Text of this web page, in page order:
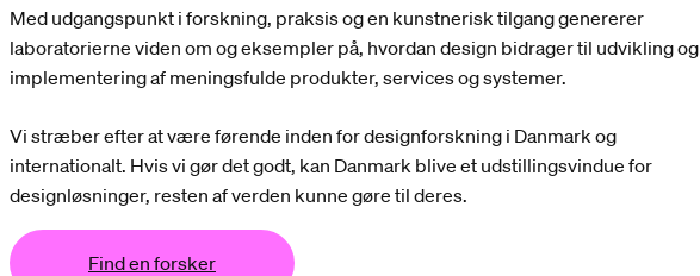
Med udgangspunkt i forskning, praksis og en kunstnerisk tilgang genererer
laboratorierne viden om og eksempler på, hvordan design bidrager til udvikling og
implementering af meningsfulde produkter, services og systemer.
Vi stræber efter at være førende inden for designforskning i Danmark og
internationalt. Hvis vi gør det godt, kan Danmark blive et udstillingsvindue for
designløsninger, resten af verden kunne gøre til deres.
Find en forsker